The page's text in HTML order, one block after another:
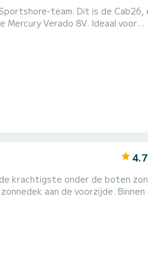
team. Dit is de Cab26,
Mercury Verado 8V. Ideaal voor
2 gaspits kooktoestel,
4.7
krachtigste onder de boten
aan de voorzijde. Binnen
innovatieve romplijnen voor een
zonder vaarbewijs in de